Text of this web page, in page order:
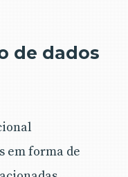
de dados
em forma de